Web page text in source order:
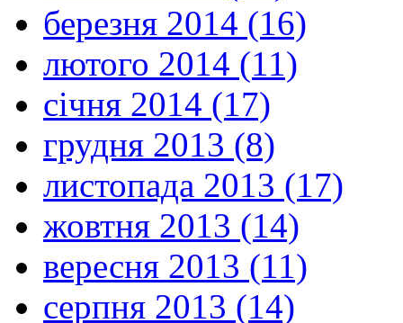
березня 2014 (16)
лютого 2014 (11)
січня 2014 (17)
грудня 2013 (8)
листопада 2013 (17)
жовтня 2013 (14)
вересня 2013 (11)
серпня 2013 (14)